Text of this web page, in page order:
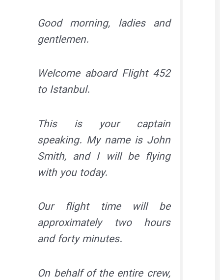
Good morning, ladies and
gentlemen.
Welcome aboard Flight 452
to Istanbul.
This is your captain
speaking. My name is John
Smith, and I will be flying
with you today.
Our flight time will be
approximately two hours
and forty minutes.
On behalf of the entire crew,